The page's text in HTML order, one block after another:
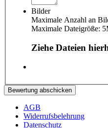
Bilder
Maximale Anzahl an
Maximale Dateigröße:
Ziehe Dateien
Bewertung abschicken
AGB
Widerrufsbelehrung
Datenschutz